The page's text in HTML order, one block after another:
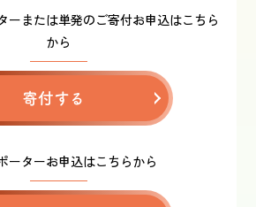
ーまたは単発のご寄付お申込はこちら
から
寄付する
ーターお申込はこちらから